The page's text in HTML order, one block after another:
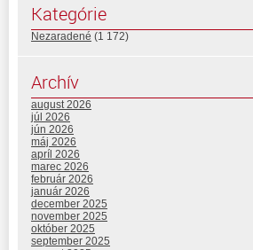
Kategórie
Nezaradené (1 172)
Archív
august 2026
júl 2026
jún 2026
máj 2026
apríl 2026
marec 2026
február 2026
január 2026
december 2025
november 2025
október 2025
september 2025